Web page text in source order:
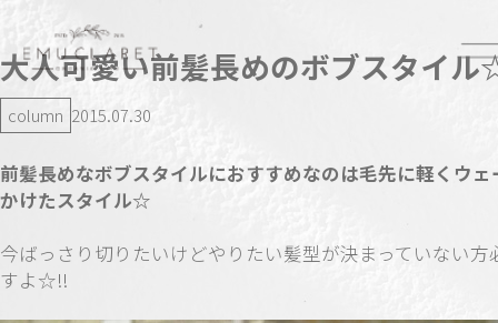
大人可愛い前髪長めのボブスタイ
column 2015.07.30
前髪長めなボブスタイルにおすすめなのは毛先に軽くウェ
かけたスタイル☆
今ばっさり切りたいけどやりたい髪型が決まっていない方
すよ☆!!